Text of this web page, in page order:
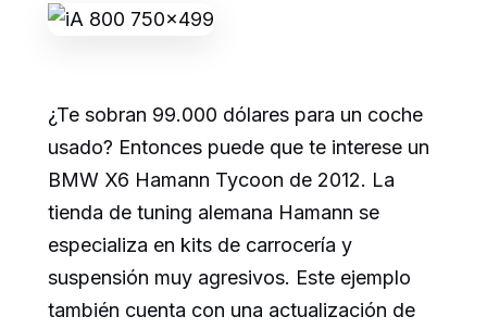
¿Te sobran 99.000 dólares para un coche
usado? Entonces puede que te interese un
BMW X6 Hamann Tycoon de 2012. La
tienda de tuning alemana Hamann se
especializa en kits de carrocería y
suspensión muy agresivos. Este ejemplo
también cuenta con una actualización de